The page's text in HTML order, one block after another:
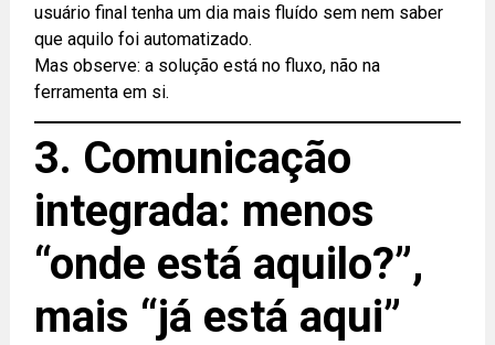
usuário final tenha um dia mais fluído sem nem saber
que aquilo foi automatizado.
Mas observe: a solução está no fluxo, não na
ferramenta em si.
3. Comunicação
integrada: menos
“onde está aquilo?”,
mais “já está aqui”